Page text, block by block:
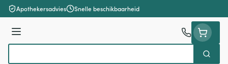
Ga naar de inhoud
Apothekersadvies Snelle beschikbaarheid
Menu
Zoek